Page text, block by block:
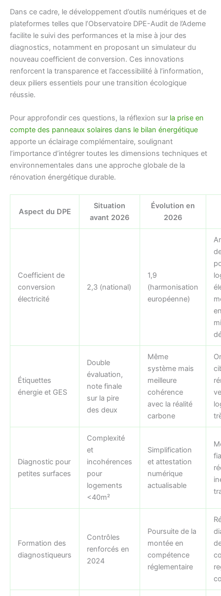
Dans ce cadre, le développement d’outils numériques et de
plateformes telles que l’Observatoire DPE-Audit de l’Ademe
facilite le suivi des performances et la mise à jour des
diagnostics, notamment en proposant un simulateur du
nouveau coefficient de conversion. Ces innovations
renforcent la transparence et l’accessibilité à l’information,
deux piliers essentiels pour une transition écologique
réussie.
Pour approfondir ces questions, la réflexion sur la prise en
compte des panneaux solaires dans le bilan énergétique
apporte un éclairage complémentaire, soulignant
l’importance d’intégrer toutes les dimensions techniques et
environnementales dans une approche globale de la
rénovation énergétique durable.
Aspect du DPE
Situation
avant 2026
Évolution en
2026
Coefficient de
conversion
électricité
2,3 (national)
1,9
(harmonisation
européenne)
Étiquettes
énergie et GES
Double
évaluation,
note finale
sur la pire
des deux
Même
système mais
meilleure
cohérence
avec la réalité
carbone
Diagnostic pour
petites surfaces
Complexité
et
incohérences
pour
logements
<40m²
Simplification
et attestation
numérique
actualisable
Formation des
diagnostiqueurs
Contrôles
renforcés en
2024
Poursuite de la
montée en
compétence
réglementaire